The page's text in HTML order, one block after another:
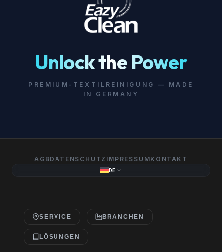
Unlock the Power
PREMIUM-TEXTILREINIGUNG — MADE
IN GERMANY
AGBDATENSCHUTZ IMPRESSUMKONTAKT
DE
SERVICE BRANCHEN
LÖSUNGEN